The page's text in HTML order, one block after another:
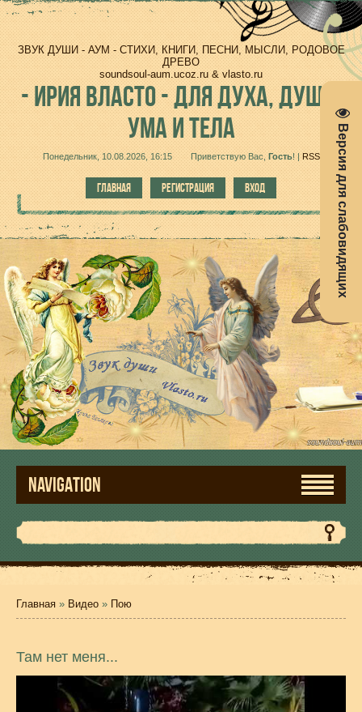
Версия для слабовидящих
ЗВУК ДУШИ - АУМ - СТИХИ, КНИГИ, ПЕСНИ, МЫСЛИ, РОДОВОЕ
ДРЕВО
soundsoul-aum.ucoz.ru & vlasto.ru
-ИРИЯ ВЛАСТО - ДЛЯ ДУХА, ДУШИ,
УМА И ТЕЛА
Понедельник, 10.08.2026, 16:15 Приветствую Вас Гость!| RSS
ГЛАВНАЯ РЕГИСТРАЦИЯ ВХОД
NAVIGATION
Главная » Видео » Пою
Там нет меня...